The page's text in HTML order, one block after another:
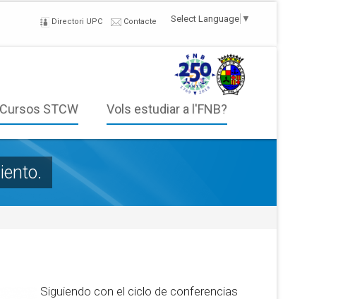
Select Language ▼
Directori UPC Contacte
Cursos STCW Vols estudiar a l'FNB?
Siguiendo con el ciclo de conferencias